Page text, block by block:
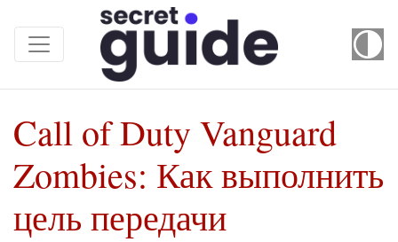
Call of Duty Vanguard
Zombies: Как выполнить
цель передачи